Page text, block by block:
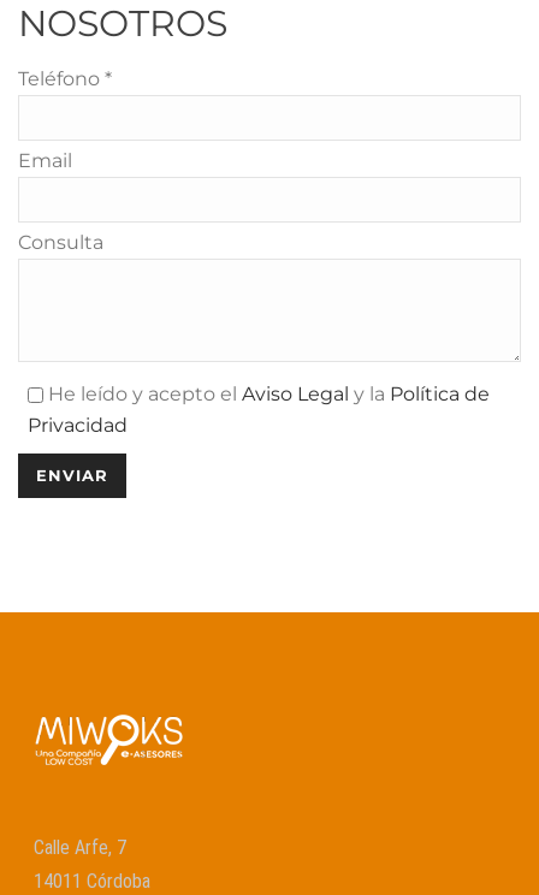
NOSOTROS
Teléfono *
Email
Consulta
He leído y acepto el Aviso Legal y la Política de
Privacidad
Calle Arfe, 7
14011 Córdoba